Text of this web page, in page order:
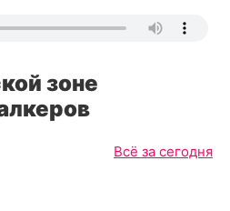
зоне
Всё за сегодня